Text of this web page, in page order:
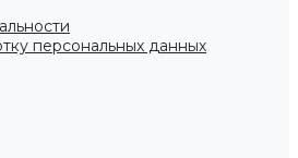
персональных данных